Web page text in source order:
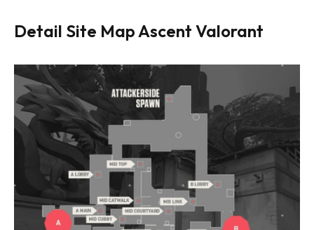
Detail Site Map Ascent Valorant